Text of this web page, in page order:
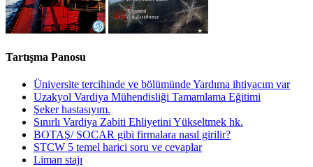
Tartışma Panosu
Üniversite tercihinde ve bölümünde Yardıma ihtiyacım var
Uzakyol Vardiya Mühendisliği Tamamlama Eğitimi
Şeker hastasıyım.
Sınırlı Vardiya Zabiti Ehliyetini Yükseltmek hk.
BOTAŞ/ SOCAR gibi firmalara nasıl girilir?
STCW 5 temel harici soru ve cevaplar
Liman stajı